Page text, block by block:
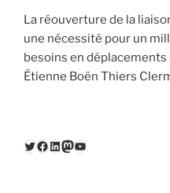
La réouverture de la
une nécessité pour un
besoins en
Étienne Boën Thiers
Twitter
Facebook
LinkedIn
Mastodon
YouTube